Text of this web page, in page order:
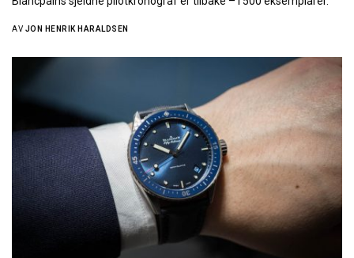
AV JON HENRIK HARALDSEN